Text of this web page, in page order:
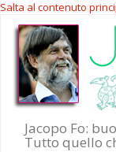
Salta al contenuto
Jacopo Fo:
Tutto quello